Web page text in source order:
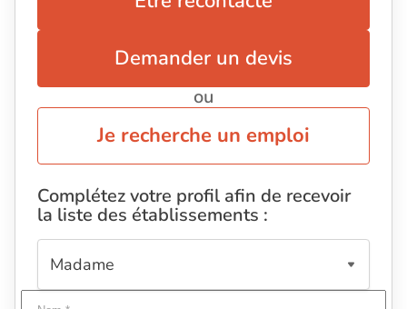
Demander un devis
ou
Je recherche un emploi
Complétez votre profil afin de recevoir
la liste des établissements :